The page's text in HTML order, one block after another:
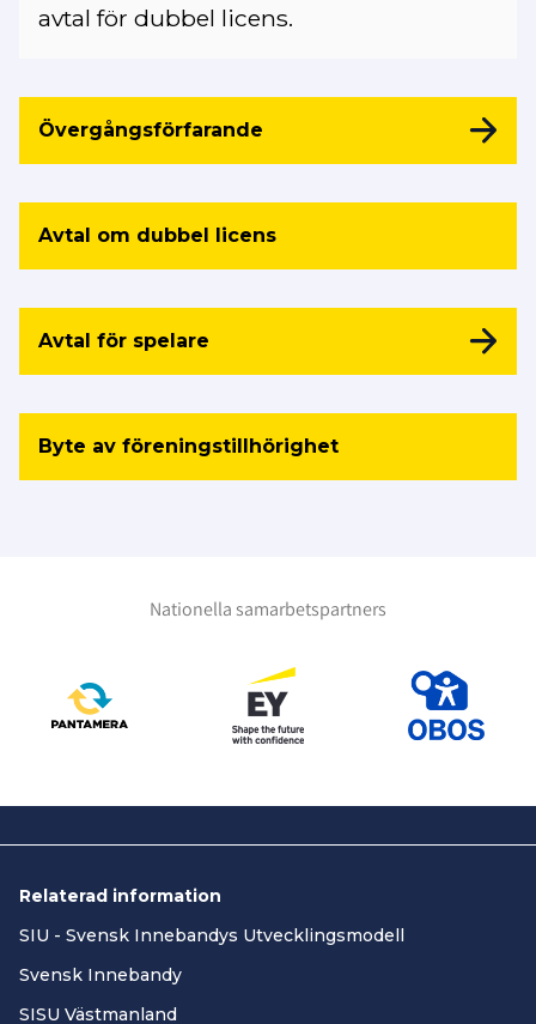
avtal för dubbel licens.
Övergångsförfarande
Avtal om dubbel licens
Avtal för spelare
Byte av föreningstillhörighet
Nationella samarbetspartners
Relaterad information
SIU - Svensk Innebandys Utvecklingsmodell
Svensk Innebandy
SISU Västmanland